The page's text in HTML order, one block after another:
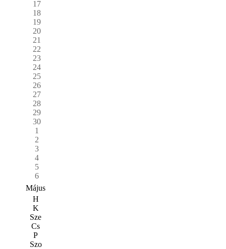
17
18
19
20
21
22
23
24
25
26
27
28
29
30
1
2
3
4
5
6
Május
H
K
Sze
Cs
P
Szo